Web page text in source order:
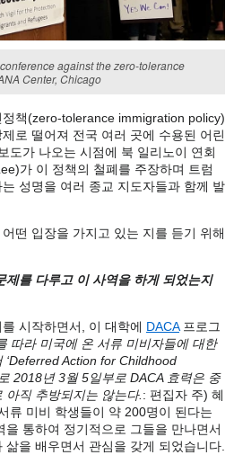
against the zero-tolerance
Center, Chicago
책(zero-tolerance immigration policy)
로 떨어져 전국 여러 곳에 수용된 어린
도가 나오는 시점에 북 일리노이 연회
가 이 정책의 철폐를 주장하며 트럼
성명을 여러 종교 지도자들과 함께 발
어떤 입장을 가지고 있는 지를 듣기 위해
제를 다루고 이 사역을 하게 되었는지
시작하면서, 이 대학에 DACA프로그
따라 미국에 온 서류 미비자들에 대한
‘Deferred Action for Childhood
2018년3월5일부로 DACA 효력은 중
아직 추방되지는 않는다.: 편집자 주) 혜
류 미비 학생들이 약 200명이 된다는
통하여 정기적으로 그들을 만나면서
삶을 배우면서 관심을 갖게 되었습니다.